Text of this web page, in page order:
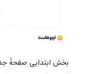
بخش ابتدایی صفحۀ